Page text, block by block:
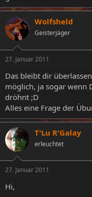
Wolfsheld
Geisterjäger
27. Januar 2011
Das bleibt dir
möglich, ja sogar wenn
dröhnt ;D
Alles eine Frage der
T'Lu R'Galay
erleuchtet
27. Januar 2011
Hi,